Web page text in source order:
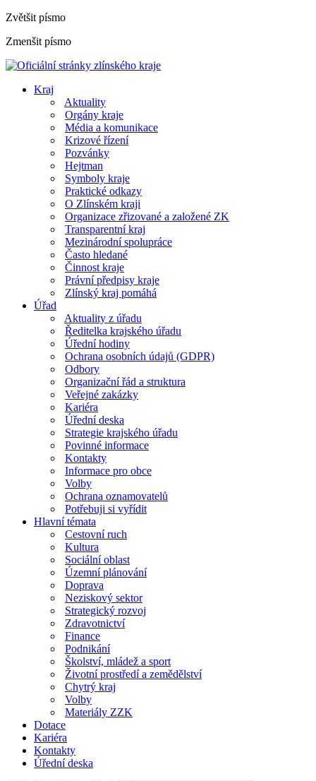
Zvětšit písmo
Zmenšit písmo
Kraj
Aktuality
Orgány kraje
Média a komunikace
Krizové řízení
Pozvánky
Hejtman
Symboly kraje
Praktické odkazy
O Zlínském kraji
Organizace zřizované a založené ZK
Transparentní kraj
Mezinárodní spolupráce
Často hledané
Činnost kraje
Právní předpisy kraje
Zlínský kraj pomáhá
Úřad
Aktuality z úřadu
Ředitelka krajského úřadu
Úřední hodiny
Ochrana osobních údajů (GDPR)
Odbory
Organizační řád a struktura
Veřejné zakázky
Kariéra
Úřední deska
Strategie krajského úřadu
Povinné informace
Kontakty
Informace pro obce
Volby
Ochrana oznamovatelů
Potřebuji si vyřídit
Hlavní témata
Cestovní ruch
Kultura
Sociální oblast
Územní plánování
Doprava
Neziskový sektor
Strategický rozvoj
Zdravotnictví
Finance
Podnikání
Školství, mládež a sport
Životní prostředí a zemědělství
Chytrý kraj
Volby
Materiály ZZK
Dotace
Kariéra
Kontakty
Úřední deska